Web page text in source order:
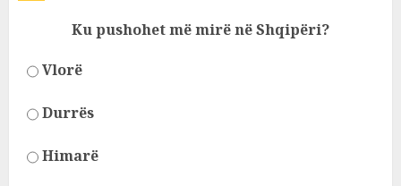
Ku pushohet më mirë në Shqipëri?
Vlorë
Durrës
Himarë